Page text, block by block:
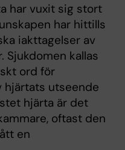
har vuxit sig stort
har hittills
iakttagelser av
kallas
ord för
hjärtats utseende
hjärta är det
oftast den
en